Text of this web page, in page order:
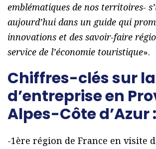
emblématiques de nos territoires-
aujourd’hui dans un guide qui
innovations et des savoir-faire
service de l’économie touristique».
Chiffres-clés sur
d’entreprise en
Alpes-Côte d’Azur :
-1ère région de France en visite